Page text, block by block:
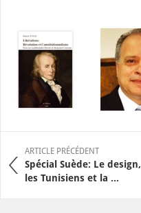
ARTICLE PRÉCÉDENT
Spécial Suède: Le design,
les Tunisiens et la ...